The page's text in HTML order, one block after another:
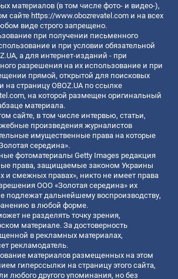
материалов (в том числе фото- и видео-),
сайте https://www.obozrevatel.com и на всех
виде строго запрещено.
при получении письменного
и при условии обязательной
а для интернет-изданий - при
разрешения на их использование и при
прямой, открытой для поисковых
на страницу OBOZ.UA по ссылке
, на которой размещен оригинальный
материала.
сайте, в том числе интервью, статьи,
произведения журналистов
имущественные права на которые
середина».
фотоматериалы Getty Images редакция
права, защищаемые законом Украины
и смежных правах», никто не имеет права
ООО «Золотая середина» их
подлежат дальнейшему воспроизводству,
в любой форме.
не разделять точку зрения,
материале. За достоверность
в рекламных материалах,
рекламодатель.
материалов размещенных на этом
гиперссылки на страницу этого сайта,
любого другого упоминания, но без